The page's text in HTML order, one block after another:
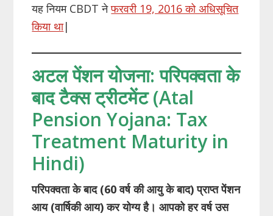
यह नियम CBDT नेफरवरी 19, 2016 को अधिसूचित
किया था|
अटल पेंशन योजना: परिपक्वता के
बाद टैक्स ट्रीटमेंट (Atal
Pension Yojana: Tax
Treatment Maturity in
Hindi)
परिपक्वता के बाद (60 वर्ष की आयु के बाद) प्राप्त पेंशन
आय (वार्षिकी आय) कर योग्य है। आपको हर वर्ष उस